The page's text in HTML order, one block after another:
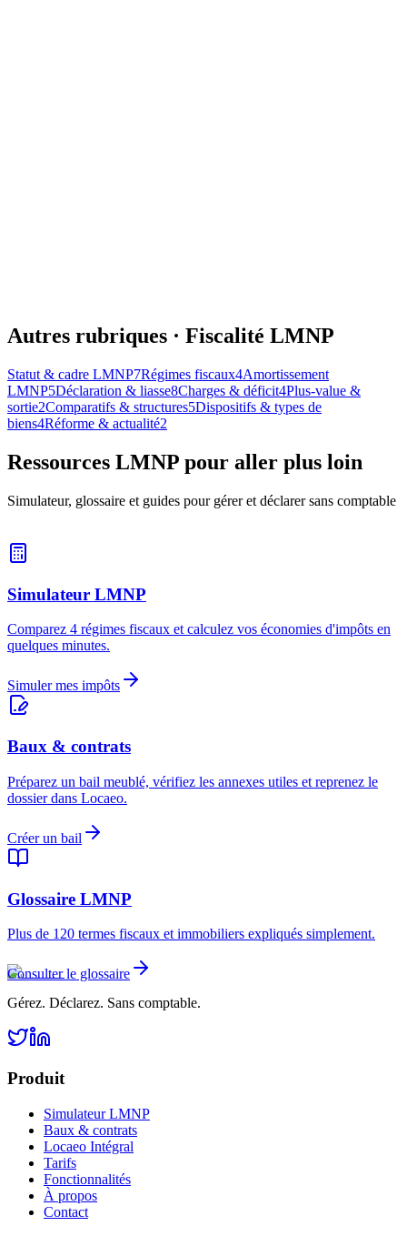
Autres rubriques · Fiscalité LMNP
Statut & cadre LMNP7Régimes fiscaux4Amortissement
LMNP5Déclaration & liasse8Charges & déficit4Plus-value &
sortie2Comparatifs & structures5Dispositifs & types de
biens4Réforme & actualité2
Ressources LMNP pour aller plus loin
Simulateur, glossaire et guides pour gérer et déclarer sans comptable
Simulateur LMNP
Comparez 4 régimes fiscaux et calculez vos économies d'impôts en
quelques minutes.
Simuler mes impôts
Baux & contrats
Préparez un bail meublé, vérifiez les annexes utiles et reprenez le
dossier dans Locaeo.
Créer un bail
Glossaire LMNP
Plus de 120 termes fiscaux et immobiliers expliqués simplement.
Consulter le glossaire
Gérez. Déclarez. Sans comptable.
Produit
Simulateur LMNP
Baux & contrats
Locaeo Intégral
Tarifs
Fonctionnalités
À propos
Contact